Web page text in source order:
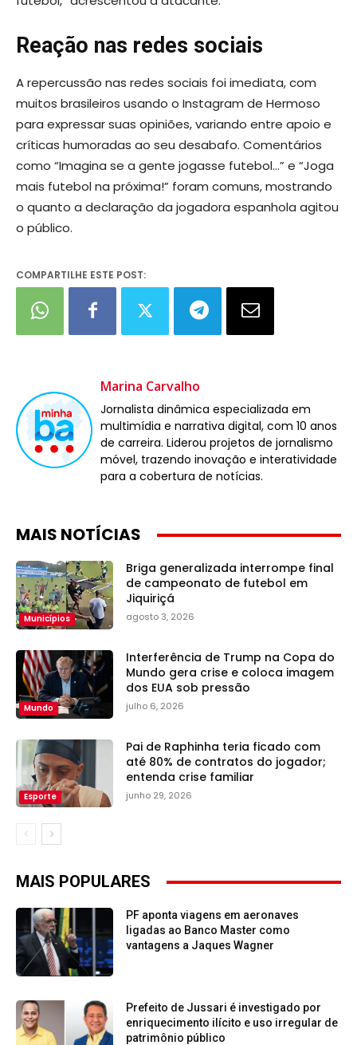
Reação nas redes sociais
A repercussão nas redes sociais foi imediata, com
muitos brasileiros usando o Instagram de Hermoso
para expressar suas opiniões, variando entre apoio e
críticas humoradas ao seu desabafo. Comentários
como “Imagina se a gente jogasse futebol…” e “Joga
mais futebol na próxima!” foram comuns, mostrando
o quanto a declaração da jogadora espanhola agitou
o público.
COMPARTILHE ESTE POST:
Marina Carvalho
Jornalista dinâmica especializada em
multimídia e narrativa digital, com 10 anos
de carreira. Liderou projetos de jornalismo
móvel, trazendo inovação e interatividade
para a cobertura de notícias.
MAIS NOTÍCIAS
Municípios
Briga generalizada interrompe final
de campeonato de futebol em
Jiquiriçá
agosto 3, 2026
Mundo
Interferência de Trump na Copa do
Mundo gera crise e coloca imagem
dos EUA sob pressão
julho 6, 2026
Esporte
Pai de Raphinha teria ficado com
até 80% de contratos do jogador;
entenda crise familiar
junho 29, 2026
MAIS POPULARES
PF aponta viagens em aeronaves
ligadas ao Banco Master como
vantagens a Jaques Wagner
Prefeito de Jussari é investigado por
enriquecimento ilícito e uso irregular de
patrimônio público